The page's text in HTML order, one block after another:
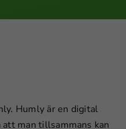
Humly är en digital
man tillsammans kan